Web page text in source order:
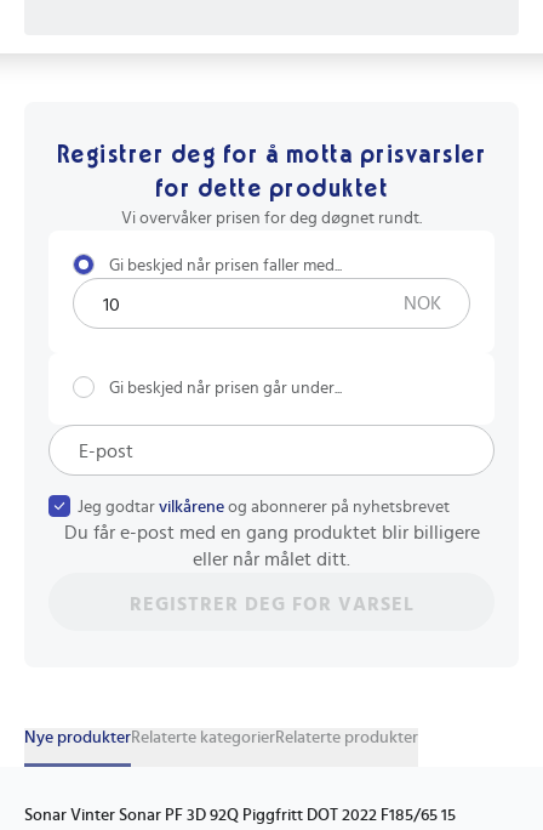
Registrer deg for å motta prisvarsler
for dette produktet
Vi overvåker prisen for deg døgnet rundt.
Gi beskjed når prisen faller med...
NOK
Gi beskjed når prisen går under...
Jeg godtar vilkårene og abonnerer på nyhetsbrevet
Du får e-post med en gang produktet blir billigere
eller når målet ditt.
REGISTRER DEG FOR VARSEL
Nye produkterRelaterte kategorierRelaterte produkter
Sonar Vinter Sonar PF 3D 92Q Piggfritt DOT 2022 F185/65 15